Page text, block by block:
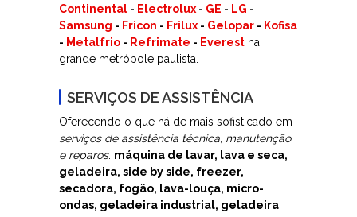
Continental - Electrolux- GE - LG -
Samsung - Fricon - Frilux- Gelopar - Kofisa
- Metalfrio - Refrimate - Everest na
grande metrópole paulista.
SERVIÇOS DE ASSISTÊNCIA
Oferecendo o que há de mais sofisticado em
serviços de assistência técnica, manutenção
e reparos: máquina de lavar, lava e seca,
geladeira, side by side, freezer,
secadora, fogão, lava-louça, micro-
ondas, geladeira industrial, geladeira